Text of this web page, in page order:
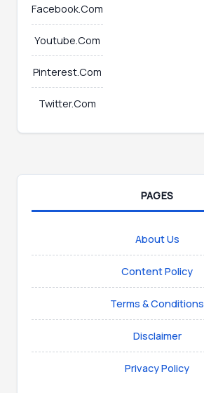
Facebook.Com
Youtube.Com
Pinterest.Com
Twitter.Com
PAGES
About Us
Content Policy
Terms & Conditions
Disclaimer
Privacy Policy